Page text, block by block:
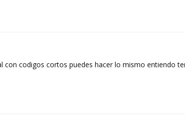
con codigos cortos puedes hacer lo mismo entiendo